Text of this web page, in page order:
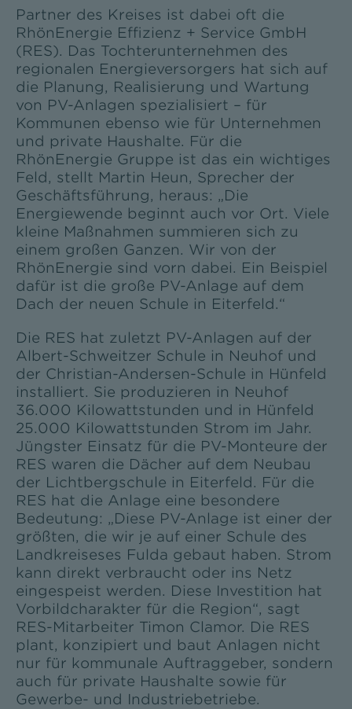
Partner des Kreises ist dabei oft die
RhönEnergie Effizienz + Service GmbH
(RES). Das Tochterunternehmen des
regionalen Energieversorgers hat sich auf
die Planung, Realisierung und Wartung
von PV-Anlagen spezialisiert – für
Kommunen ebenso wie für Unternehmen
und private Haushalte. Für die
RhönEnergie Gruppe ist das ein wichtiges
Feld, stellt Martin Heun, Sprecher der
Geschäftsführung, heraus: „Die
Energiewende beginnt auch vor Ort. Viele
kleine Maßnahmen summieren sich zu
einem großen Ganzen. Wir von der
RhönEnergie sind vorn dabei. Ein Beispiel
dafür ist die große PV-Anlage auf dem
Dach der neuen Schule in Eiterfeld.“
Die RES hat zuletzt PV-Anlagen auf der
Albert-Schweitzer Schule in Neuhof und
der Christian-Andersen-Schule in Hünfeld
installiert. Sie produzieren in Neuhof
36.000 Kilowattstunden und in Hünfeld
25.000 Kilowattstunden Strom im Jahr.
Jüngster Einsatz für die PV-Monteure der
RES waren die Dächer auf dem Neubau
der Lichtbergschule in Eiterfeld. Für die
RES hat die Anlage eine besondere
Bedeutung: „Diese PV-Anlage ist einer der
größten, die wir je auf einer Schule des
Landkreiseses Fulda gebaut haben. Strom
kann direkt verbraucht oder ins Netz
eingespeist werden. Diese Investition hat
Vorbildcharakter für die Region“, sagt
RES-Mitarbeiter Timon Clamor. Die RES
plant, konzipiert und baut Anlagen nicht
nur für kommunale Auftraggeber, sondern
auch für private Haushalte sowie für
Gewerbe- und Industriebetriebe.